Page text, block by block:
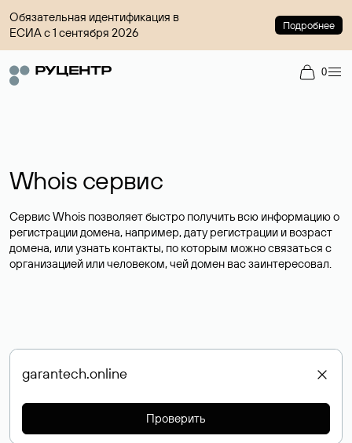
Обязательная идентификация в
ЕСИА с 1 сентября 2026
Подробнее
0
Whois сервис
Сервис Whois позволяет быстро получить всю информацию о
регистрации домена, например, дату регистрации и возраст
домена, или узнать контакты, по которым можно связаться с
организацией или человеком, чей домен вас заинтересовал.
Проверить